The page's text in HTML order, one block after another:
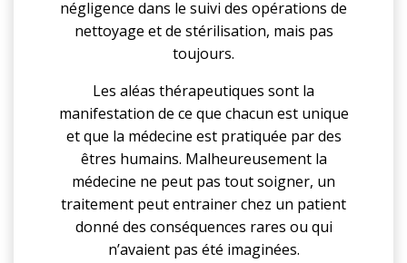
négligence dans le suivi des opérations de
nettoyage et de stérilisation, mais pas
toujours.
Les aléas thérapeutiques sont la
manifestation de ce que chacun est unique
et que la médecine est pratiquée par des
êtres humains. Malheureusement la
médecine ne peut pas tout soigner, un
traitement peut entrainer chez un patient
donné des conséquences rares ou qui
n’avaient pas été imaginées.